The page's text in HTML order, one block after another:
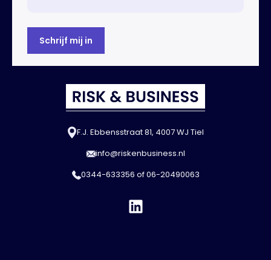
F.J. Ebbensstraat 81, 4007 WJ Tiel
info@riskenbusiness.nl
0344-633356 of06-20490063